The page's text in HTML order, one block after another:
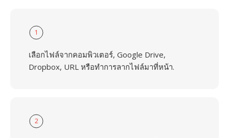
1
เลือกไฟล์จากคอมพิวเตอร์, Google Drive,
Dropbox, URL หรือทำการลากไฟล์มาที่หน้า.
2